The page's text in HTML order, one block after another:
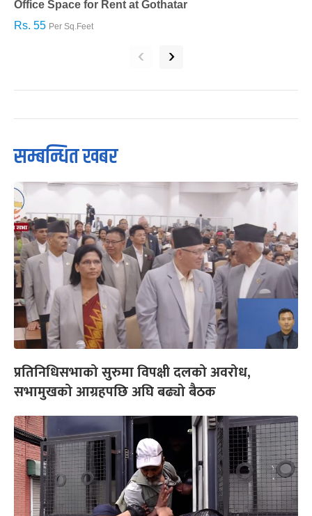
Office Space for Rent at Gothatar
Rs. 55 Per Sq.Feet
‹ ›
सम्बन्धित खबर
प्रतिनिधिसभाको सुरुमा विपक्षी दलको अवरोध,
सभामुखको आग्रहपछि अघि बढ्यो बैठक